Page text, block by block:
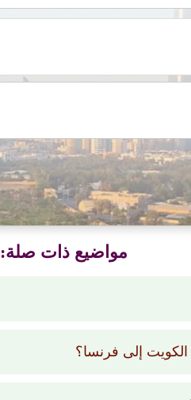
مواضيع ذات صلة:
إلى فرنسا؟